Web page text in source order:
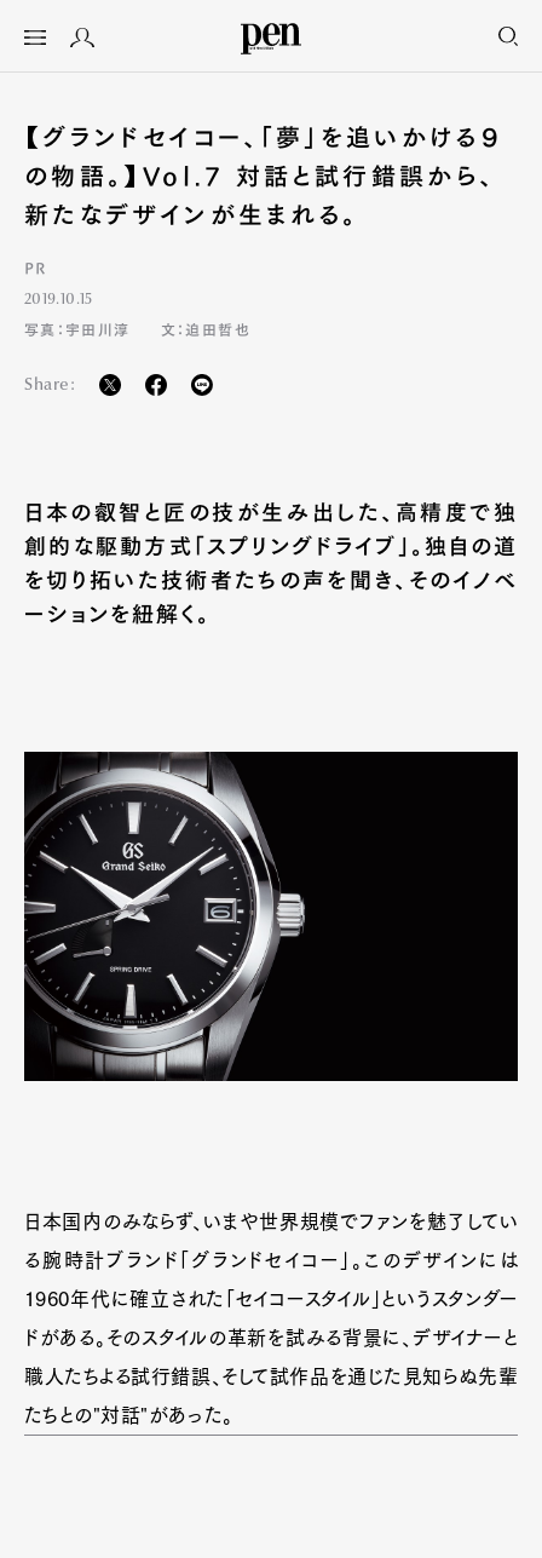
【グランドセイコー、「夢」を追いかける９
の物語。】Vol.7 対話と試行錯誤から、
新たなデザインが生まれる。
PR
2019.10.15
写真：宇田川淳
文：迫田哲也
Share:
日本の叡智と匠の技が生み出した、高精度で独
創的な駆動方式「スプリングドライブ」。独自の道
を切り拓いた技術者たちの声を聞き、そのイノベ
ーションを紐解く。
日本国内のみならず、いまや世界規模でファンを魅了してい
る腕時計ブランド「グランドセイコー」。このデザインには
1960年代に確立された「セイコースタイル」というスタンダー
ドがある。そのスタイルの革新を試みる背景に、デザイナーと
職人たちよる試行錯誤、そして試作品を通じた見知らぬ先輩
たちとの"対話"があった。